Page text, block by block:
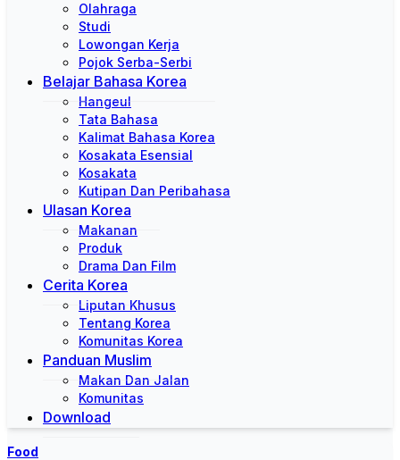
Olahraga
Studi
Lowongan Kerja
Pojok Serba-Serbi
Belajar Bahasa Korea
Hangeul
Tata Bahasa
Kalimat Bahasa Korea
Kosakata Esensial
Kosakata
Kutipan Dan Peribahasa
Ulasan Korea
Makanan
Produk
Drama Dan Film
Cerita Korea
Liputan Khusus
Tentang Korea
Komunitas Korea
Panduan Muslim
Makan Dan Jalan
Komunitas
Download
Food